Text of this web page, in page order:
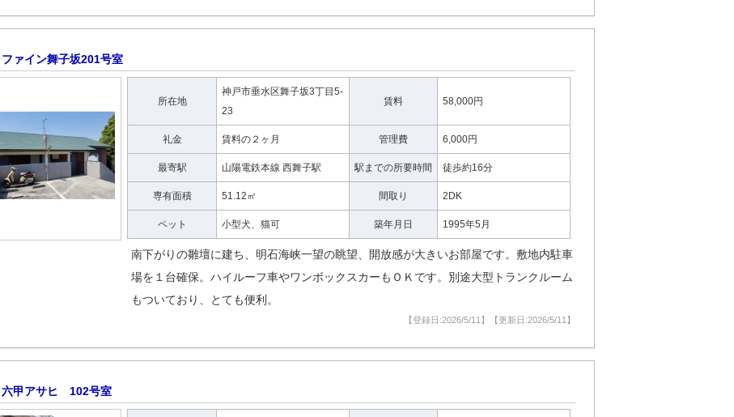
ファイン舞子坂201号室
所在地
神戸市垂水区舞子坂3丁目5-
23
賃料 58,000円
礼金 賃料の２ヶ月 管理費 6,000円
最寄駅 山陽電鉄本線 西舞子駅 駅までの所要時間 徒歩約16分
専有面積 51.12㎡ 間取り 2DK
ペット 小型犬、猫可 築年月日 1995年5月
南下がりの雛壇に建ち、明石海峡一望の眺望、開放感が大きいお部屋です。敷地内駐車
場を１台確保。ハイルーフ車やワンボックスカーもＯＫです。別途大型トランクルーム
もついており、とても便利。
【登録日:2026/5/11】【更新日:2026/5/11】
六甲アサヒ 102号室